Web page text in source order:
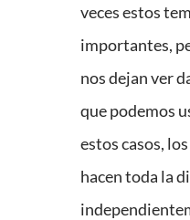
veces estos
importantes,
nos dejan ver
que podemos
estos casos,
hacen toda la